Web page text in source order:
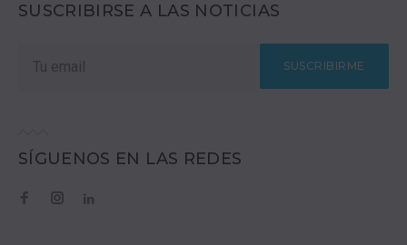
SUSCRIBIRSE A LAS NOTICIAS
SUSCRIBIRME
SÍGUENOS EN LAS REDES
FacebookInstagram